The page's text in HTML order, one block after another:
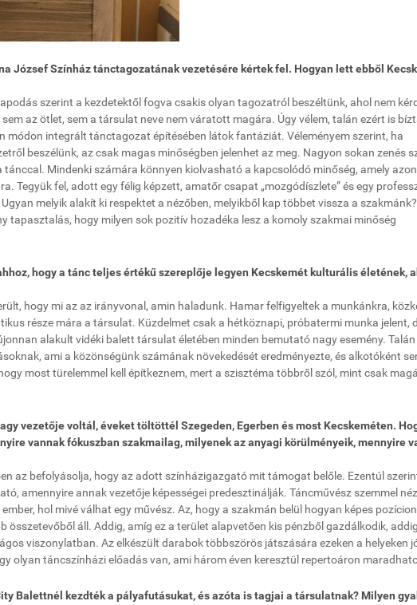
József Színház tánctagozatának vezetésére kértek fel. Hogyan lett ebből
szerint a kezdetektől fogva csakis olyan tagozatról beszéltünk, ahol nem
az ötlet, sem a társulat neve nem váratott magára. Úgy vélem, talán ezért is
módon integrált tánctagozat építésében látok fantáziát. Véleményem szerint, ha
beszélünk, az csak magas minőségben jelenhet az meg. Nagyon sokan zenés
Mindenki számára könnyen kiolvasható a kapcsolódó minőség, amely
Tegyük fel, adott egy félig képzett, amatőr csapat „mozgódíszlete” és egy
melyik alakít ki respektet a nézőben, melyikből kap többet vissza a szakmánk?
tapasztalás, hogy milyen sok pozitív hozadéka lesz a komoly szakmai minőség
hogy a tánc teljes értékű szereplője legyen Kecskemét kulturális életének,
hogy mi az az irányvonal, amin haladunk. Hamar felfigyeltek a munkánkra,
része mára a társulat. Küzdelmet csak a hétköznapi, próbatermi munka jelent,
alakult vidéki balett társulat életében minden bemutató nagy esemény. Talán
ami a közönségünk számának növekedését eredményezte, és alkotóként
most türelemmel kell építkeznem, mert a szisztéma többről szól, mint csak
vezetője voltál, éveket töltöttél Szegeden, Egerben és most Kecskeméten.
vannak fókuszban szakmailag, milyenek az anyagi körülményeik, mennyire
az befolyásolja, hogy az adott színházigazgató mit támogat belőle. Ezentúl
amennyire annak vezetője képességei predesztinálják. Táncművész szemmel
hol mivé válhat egy művész. Az, hogy a szakmán belül hogyan képes
összetevőből áll. Addig, amíg ez a terület alapvetően kis pénzből gazdálkodik, addig
viszonylatban. Az elkészült darabok többszörös játszására ezeken a helyeken
olyan táncszínházi előadás van, ami három éven keresztül repertoáron
Balettnél kezdték a pályafutásukat, és azóta is tagjai a társulatnak? Milyen